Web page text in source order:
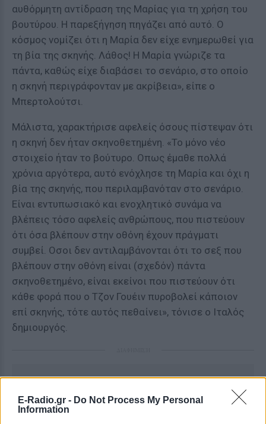
E-Radio.gr - Do Not Process My Personal
Information
αυθόρμητη αντίδραση της Μαρίας για τη χρήση του
βουτύρου. Η παρεξήγηση πηγάζει από αυτό. Ο
κόσμος νομίζει ότι η Μαρία δεν είχε ενημερωθεί για
τη βία της σκηνής. Λάθος! Η Μαρία γνώριζε τα
πάντα, καθώς είχε διαβάσει το σενάριο, στο οποίο
η σκηνή περιγράφονταν με ακρίβεια», είπε ο
Μπερτολούτσι.
Μάλιστα, χαρακτήρισε αφελείς όσους πίστεψαν ότι
η σκηνή δεν ήταν σκηνοθετημένη. «Το μόνο νέο
στοιχείο ήταν το βούτυρο. Οπως έμαθε πολλά
χρόνια αργότερα, αυτό ενόχλησε τη Μαρία και όχι η
βία της σκηνής, που περιλαμβανόταν στο σενάριο.
Είναι εντυπωσιακό και ενοχλητικό συνάμα να
βλέπεις τόσο αφελείς ανθρώπους, που πιστεύουν
ότι όσα βλέπουν στην οθόνη έχουν πράγματι
συμβεί. Οσοι δεν αντιλαμβάνονται ότι το σεξ που
βλέπουν στην οθόνη είναι (σχεδόν) πάντα
σκηνοθετημένο, είναι εκείνοι που πιστεύουν ότι
κάθε φορά που ο Τζον Γουέιν πυροβολεί κάποιον
επί σκηνής, τότε αυτός πεθαίνει», τόνισε ο Ιταλός
δημιουργός.